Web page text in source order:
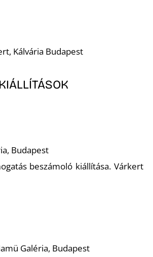
Kálvária Budapest
Budapest
beszámoló kiállítása. Várkert
Galéria, Budapest